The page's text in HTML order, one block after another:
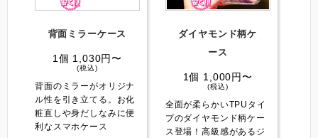
背面ミラーケース
1個 1,030円〜
(税込)
背面のミラーがオリジナ
ル性を引き立てる️。お化
粧直しや身だしなみに便
利なスマホケース
ダイヤモンド柄ケ
ース
1個 1,000円〜
(税込)
全面が柔らかいTPUタイ
プのダイヤモンド柄ケー
ス登場！高級感があるジ